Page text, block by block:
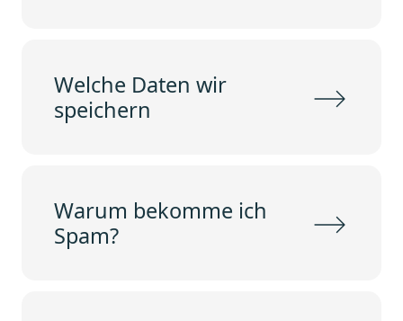
Welche Daten wir
speichern
Warum bekomme ich
Spam?